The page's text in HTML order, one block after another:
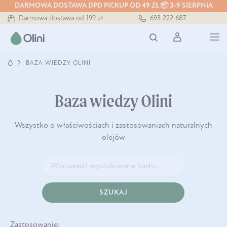
DARMOWA DOSTAWA DPD PICKUP OD 49 ZŁ 📦 3-9 SIERPNIA
Darmowa dostawa od 199 zł
Tłoczony zawsze na zimno
Darmowa dostawa od 199 zł
693 222 687
BAZA WIEDZY OLINI
Baza wiedzy Olini
Wszystko o właściwościach i zastosowaniach naturalnych
olejów
SZUKAJ
Zastosowanie: